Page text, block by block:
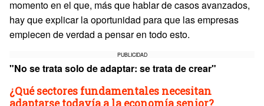
momento en el que, más que hablar de casos avanzados,
hay que explicar la oportunidad para que las empresas
empiecen de verdad a pensar en todo esto.
PUBLICIDAD
"No se trata solo de adaptar: se trata de crear"
¿Qué sectores fundamentales necesitan